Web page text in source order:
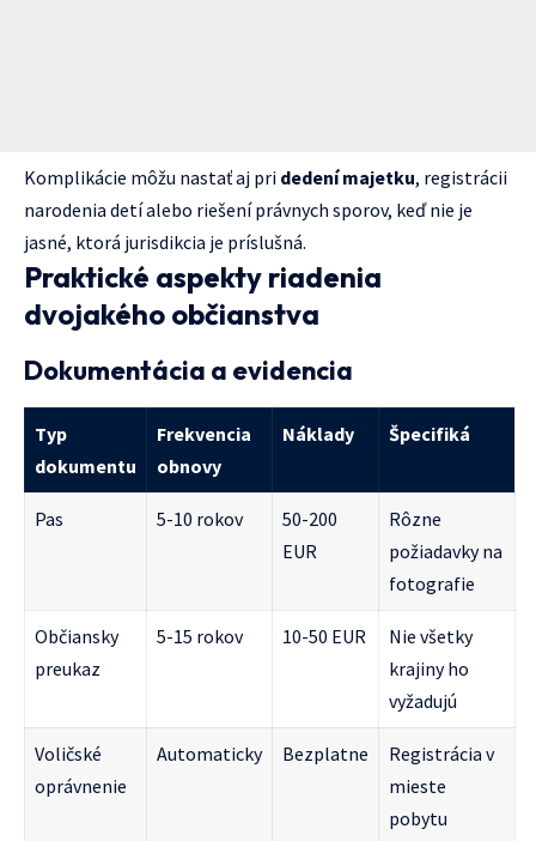
Komplikácie môžu nastať aj pri dedení majetku, registrácii
narodenia detí alebo riešení právnych sporov, keď nie je
jasné, ktorá jurisdikcia je príslušná.
Praktické aspekty riadenia
dvojakého občianstva
Dokumentácia a evidencia
Typ
dokumentu
Frekvencia
obnovy
Náklady Špecifiká
Pas 5-10 rokov
50-200
EUR
Rôzne
požiadavky na
fotografie
Občiansky
preukaz
5-15 rokov 10-50 EUR
Nie všetky
krajiny ho
vyžadujú
Voličské
oprávnenie
Automaticky Bezplatne
Registrácia v
mieste
pobytu